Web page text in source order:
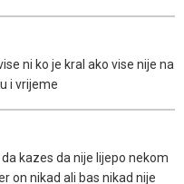
ni ko je kral ako vise nije na
i vrijeme
kazes da nije lijepo nekom
on nikad ali bas nikad nije